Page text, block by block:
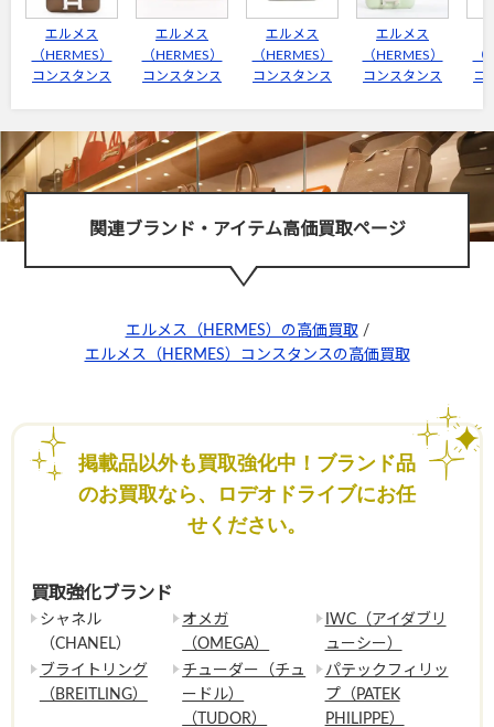
エルメス
（HERMES）
コンスタンス
エルメス
（HERMES）
コンスタンス
エルメス
（HERMES）
コンスタンス
エルメス
（HERMES）
コンスタンス
（
コ
関連ブランド・アイテム高価買取ページ
エルメス（HERMES）の高価買取 /
エルメス（HERMES）コンスタンスの高価買取
掲載品以外も買取強化中！ブランド品
のお買取なら、ロデオドライブにお任
せください。
買取強化ブランド
シャネル
（CHANEL）
オメガ
（OMEGA）
IWC（アイダブリ
ューシー）
ブライトリング
（BREITLING）
チューダー（チュ
ードル）
（TUDOR）
パテックフィリッ
プ（PATEK
PHILIPPE）